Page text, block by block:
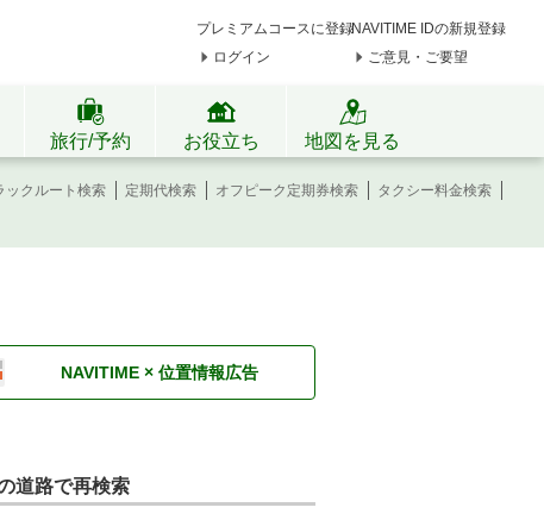
プレミアムコースに登録NAVITIME IDの新規登録
ログイン
ご意見・ご要望
旅行/予約 お役立ち 地図を見る
ックルート検索 定期代検索 オフピーク定期券検索
タクシー料金検索
NAVITIME × 位置情報広告
道路で再検索